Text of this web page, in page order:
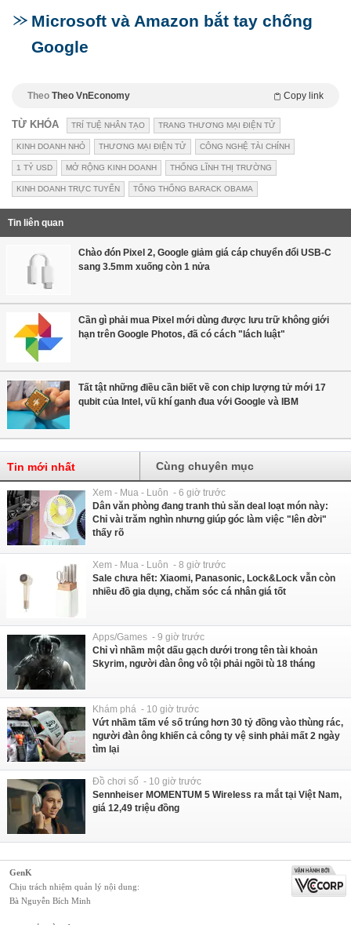
Microsoft và Amazon bắt tay chống
Google
Theo Theo VnEconomy Copy link
TỪ KHÓA TRÍ TUỆ NHÂN TẠO TRANG THƯƠNG MẠI ĐIỆN TỬ
KINH DOANH NHỎ THƯƠNG MẠI ĐIỆN TỬ CÔNG NGHỆ TÀI CHÍNH
1 TỶ USD MỞ RỘNG KINH DOANH THỐNG LĨNH THỊ TRƯỜNG
KINH DOANH TRỰC TUYẾN TỔNG THỐNG BARACK OBAMA
Tin liên quan
Chào đón Pixel 2, Google giảm giá cáp chuyển đổi USB-C
sang 3.5mm xuống còn 1 nửa
Cần gì phải mua Pixel mới dùng được lưu trữ không giới
hạn trên Google Photos, đã có cách "lách luật"
Tất tật những điều cần biết về con chip lượng tử mới 17
qubit của Intel, vũ khí ganh đua với Google và IBM
Tin mới nhất Cùng chuyên mục
Xem - Mua - Luôn - 6 giờ trước
Dân văn phòng đang tranh thủ săn deal loạt món này:
Chỉ vài trăm nghìn nhưng giúp góc làm việc "lên đời"
thấy rõ
Xem - Mua - Luôn - 8 giờ trước
Sale chưa hết: Xiaomi, Panasonic, Lock&Lock vẫn còn
nhiều đồ gia dụng, chăm sóc cá nhân giá tốt
Apps/Games - 9 giờ trước
Chỉ vì nhầm một dấu gạch dưới trong tên tài khoản
Skyrim, người đàn ông vô tội phải ngồi tù 18 tháng
Khám phá - 10 giờ trước
Vứt nhầm tấm vé số trúng hơn 30 tỷ đồng vào thùng rác,
người đàn ông khiến cả công ty vệ sinh phải mất 2 ngày
tìm lại
Đồ chơi số - 10 giờ trước
Sennheiser MOMENTUM 5 Wireless ra mắt tại Việt Nam,
giá 12,49 triệu đồng
GenK
Chịu trách nhiệm quản lý nội dung:
Bà Nguyễn Bích Minh